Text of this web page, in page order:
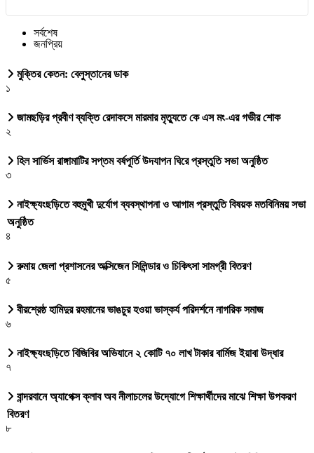
সর্বশেষ
জনপ্রিয়
মুক্তির কেতন: বেলুস্তানের ডাক
১
জামছড়ির প্রবীণ ব্যক্তি রেদাকসে মারমার মৃত্যুতে কে এস মং-এর গভীর শোক
২
হিল সার্ভিস রাঙ্গামাটির সপ্তম বর্ষপূর্তি উদযাপন ঘিরে প্রস্তুতি সভা অনুষ্ঠিত
৩
নাইক্ষ্যংছড়িতে বহুমুখী দুর্যোগ ব্যবস্থাপনা ও আগাম প্রস্তুতি বিষয়ক মতবিনিময় সভা
অনুষ্ঠিত
৪
রুমায় জেলা প্রশাসনের অক্সিজেন সিলিন্ডার ও চিকিৎসা সামগ্রী বিতরণ
৫
বীরশ্রেষ্ঠ হামিদুর রহমানের ভাঙচুর হওয়া ভাস্কর্য পরিদর্শনে নাগরিক সমাজ
৬
নাইক্ষ্যংছড়িতে বিজিবির অভিযানে ২ কোটি ৭০ লাখ টাকার বার্মিজ ইয়াবা উদ্ধার
৭
বান্দরবানে অ্যাপেক্স ক্লাব অব নীলাচলের উদ্যোগে শিক্ষার্থীদের মাঝে শিক্ষা উপকরণ
বিতরণ
৮